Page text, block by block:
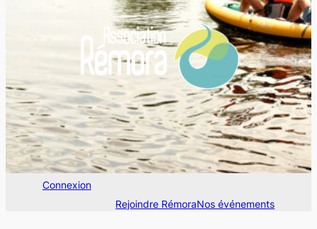
Connexion
Rejoindre RémoraNos événements